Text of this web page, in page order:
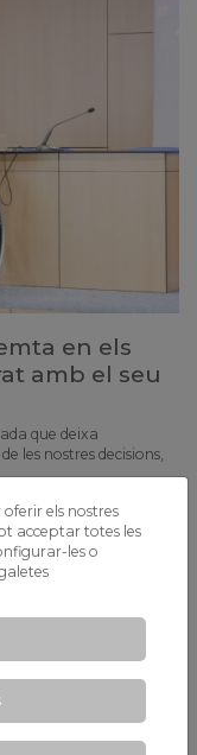
en els
amb el seu
que deixa
les nostres decisions,
els nostres
acceptar totes les
les o